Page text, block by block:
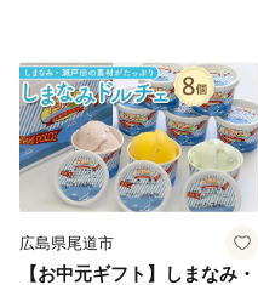
広島県尾道市
【お中元ギフト】しまなみ・